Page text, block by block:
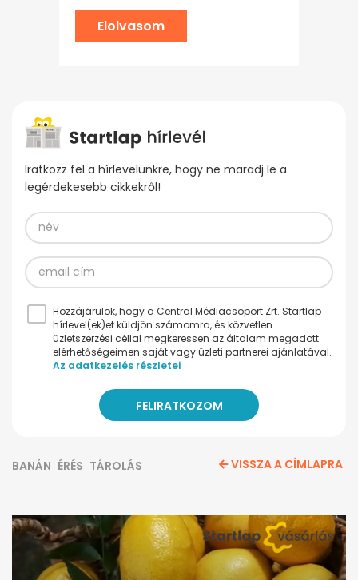
Elolvasom
Iratkozz fel a hírlevelünkre, hogy ne maradj le a
legérdekesebb cikkekről!
Hozzájárulok, hogy a Central Médiacsoport Zrt. Startlap
hírlevel(ek)et küldjön számomra, és közvetlen
üzletszerzési céllal megkeressen az általam megadott
elérhetőségeimen saját vagy üzleti partnerei ajánlatával.
Az adatkezelés részletei
BANÁN ÉRÉS TÁROLÁS VISSZA A CÍMLAPRA